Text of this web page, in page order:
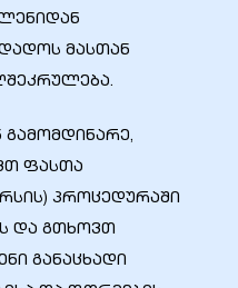
მასთან
ფასთა
პროცედურაში
და გთხოვთ
განაცხადი